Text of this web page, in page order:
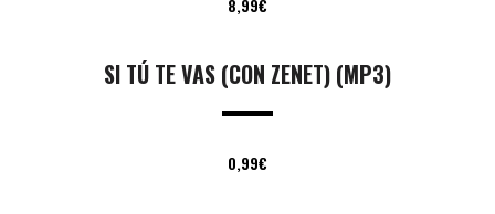
8,99€
SI TÚ TE VAS (CON ZENET) (MP3)
0,99€